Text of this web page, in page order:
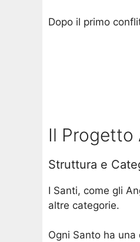
Dopo il primo
Il Progetto
Struttura e
I Santi, come gli
altre categorie.
Ogni Santo ha